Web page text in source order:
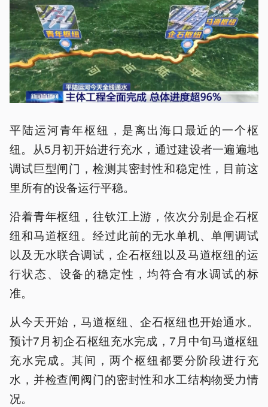
平陆运河青年枢纽，是离出海口最近的一个枢
纽。从5月初开始进行充水，通过建设者一遍遍地
调试巨型闸门，检测其密封性和稳定性，目前这
里所有的设备运行平稳。
沿着青年枢纽，往钦江上游，依次分别是企石枢
纽和马道枢纽。经过此前的无水单机、单闸调试
以及无水联合调试，企石枢纽以及马道枢纽的运
行状态、设备的稳定性，均符合有水调试的标
准。
从今天开始，马道枢纽、企石枢纽也开始通水。
预计7月初企石枢纽充水完成，7月中旬马道枢纽
充水完成。其间，两个枢纽都要分阶段进行充
水，并检查闸阀门的密封性和水工结构物受力情
况。